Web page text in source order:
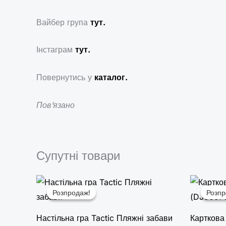
Вайбер група тут.
Інстаграм тут.
Повернутись у каталог.
Пов’язано
Супутні товари
Розпродаж!
Розпродаж!
Настільна гра Tactic Пляжні забави
Оригінальна
ціна:
291,00 ₴.
Поточна
ціна:
Карткова